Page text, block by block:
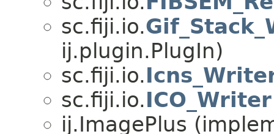
sc.fiji.io.
ij.plugin.PlugIn)
sc.fiji.io.
sc.fiji.io.ICO_Writer
ij.ImagePlus